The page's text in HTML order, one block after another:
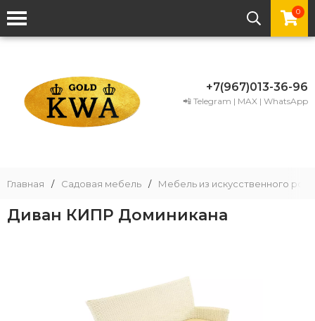
0
+7(967)013-36-96
📲 Telegram | MAX | WhatsApp
Главная / Садовая мебель / Мебель из искусственного
Диван КИПР Доминикана